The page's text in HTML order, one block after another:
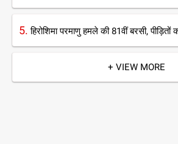
5.हिरोशिमा परमाणु हमले की 81वीं बरसी, पीड़ितों
+ VIEW MORE